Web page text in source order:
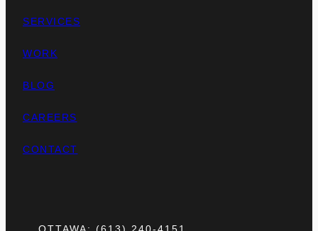
SERVICES
WORK
BLOG
CAREERS
CONTACT
OTTAWA: (613) 240-4151